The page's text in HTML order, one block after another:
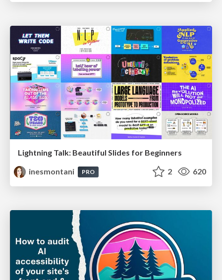
Lightning Talk: Beautiful Slides for Beginners
inesmontani
PRO 2 620